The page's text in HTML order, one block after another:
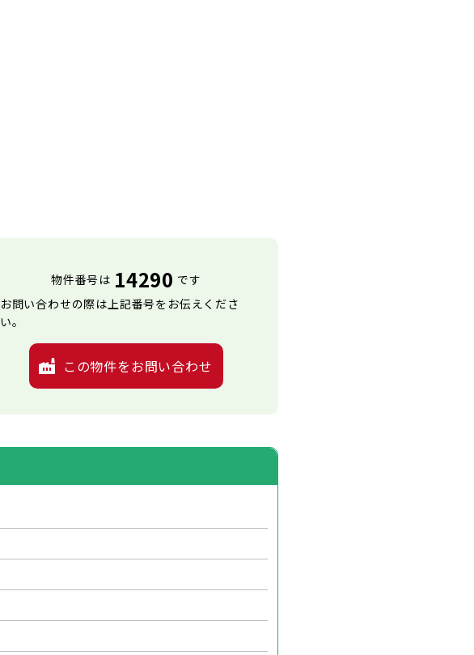
物件番号は 14290 です
お問い合わせの際は上記番号をお伝えくださ
い。
この物件をお問い合わせ